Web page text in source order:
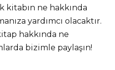
kitabın ne hakkında
yardımcı olacaktır.
hakkında ne
bizimle paylaşın!